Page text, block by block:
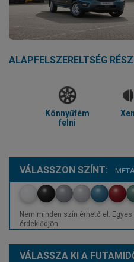
ALAPFELSZERELTSÉG
Könnyűfém
felni
VÁLASSZON SZÍNT:
Nem minden szín érhető el.
érdeklődjön.
VÁLASSZA KI A